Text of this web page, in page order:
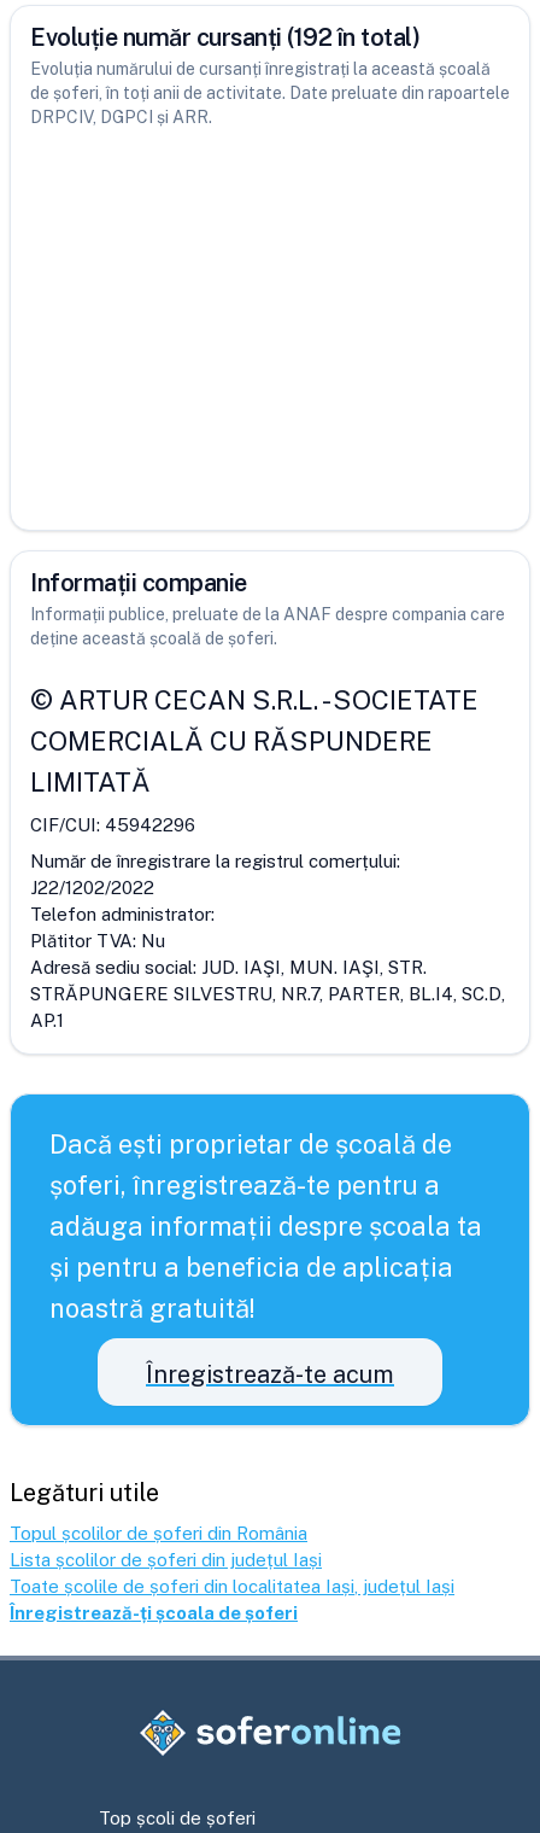
Evoluție număr cursanți (192 în total)
Evoluția numărului de cursanți înregistrați la această școală
de șoferi, în toți anii de activitate. Date preluate din rapoartele
DRPCIV, DGPCI și ARR.
Informații companie
Informații publice, preluate de la ANAF despre compania care
deține această școală de șoferi.
© ARTUR CECAN S.R.L.-SOCIETATE
COMERCIALĂ CU RĂSPUNDERE
LIMITATĂ
CIF/CUI: 45942296
Număr de înregistrare la registrul comerțului:
J22/1202/2022
Telefon administrator:
Plătitor TVA: Nu
Adresă sediu social: JUD. IAŞI, MUN. IAŞI, STR.
STRĂPUNGERE SILVESTRU, NR.7, PARTER, BL.I4, SC.D,
AP.1
Dacă ești proprietar de școală de
șoferi, înregistrează-te pentru a
adăuga informații despre școala ta
și pentru a beneficia de aplicația
noastră gratuită!
Înregistrează-te acum
Legături utile
Topul școlilor de șoferi din România
Lista școlilor de șoferi din județul Iași
Toate școlile de șoferi din localitatea Iași , județul Iași
Înregistrează-ți școala de șoferi
Top școli de șoferi